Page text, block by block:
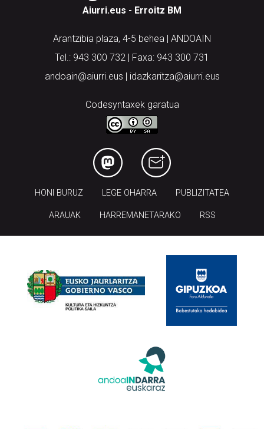
Aiurri.eus - Erroitz BM
Arantzibia plaza, 4-5 behea | ANDOAIN
Tel.: 943 300 732 | Faxa: 943 300 731
andoain@aiurri.eus | idazkaritza@aiurri.eus
Codesyntaxek garatua
HONI BURUZ LEGE OHARRA PUBLIZITATEA
ARAUAK HARREMANETARAKO RSS